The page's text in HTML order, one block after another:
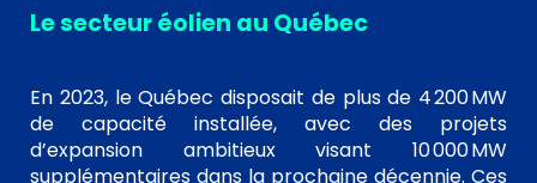
Le secteur éolien au Québec
En 2023, le Québec disposait de plus de 4 200 MW
de capacité installée, avec des projets
d’expansion ambitieux visant 10 000 MW
supplémentaires dans la prochaine décennie. Ces